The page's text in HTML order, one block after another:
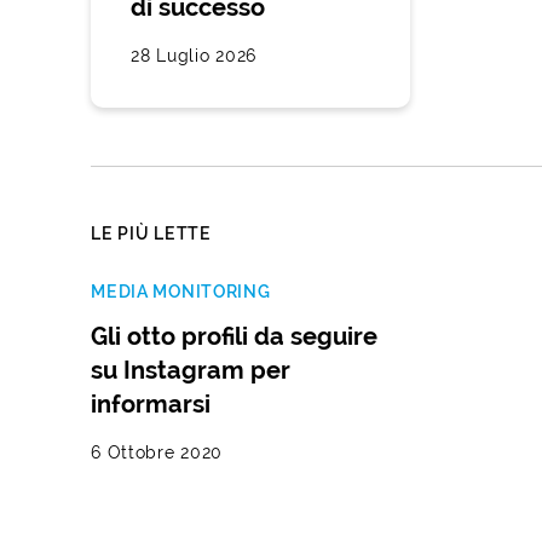
di successo
28 Luglio 2026
LE PIÙ LETTE
MEDIA MONITORING
Gli otto profili da seguire
su Instagram per
informarsi
6 Ottobre 2020